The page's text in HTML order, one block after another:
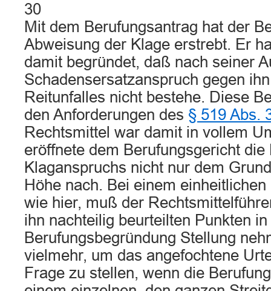
30
Mit dem Berufungsantrag hat der
Abweisung der Klage erstrebt. Er
damit begründet, daß nach seiner
Schadensersatzanspruch gegen
Reitunfalles nicht bestehe. Diese
den Anforderungen des § 519 Abs.
Rechtsmittel war damit in vollem
eröffnete dem Berufungsgericht die
Klaganspruchs nicht nur dem
Höhe nach. Bei einem
wie hier, muß der
ihn nachteilig beurteilten Punkten in
Berufungsbegründung Stellung
vielmehr, um das angefochtene
Frage zu stellen, wenn die